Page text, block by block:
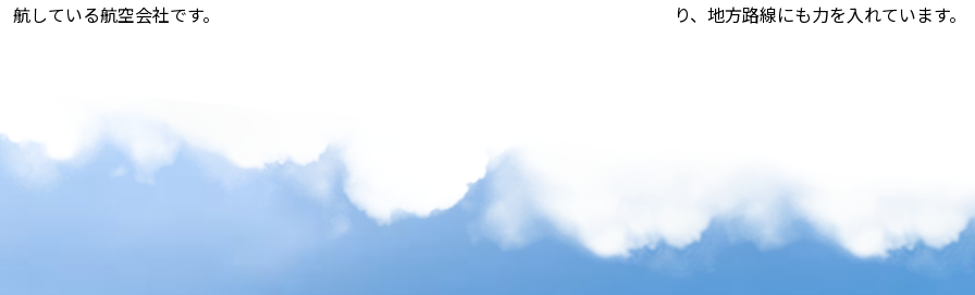
航している航空会社です。
り、地方路線にも力を入れています。